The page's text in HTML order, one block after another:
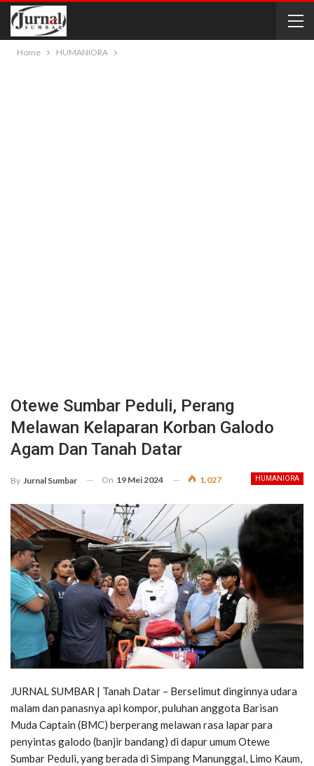
Home HUMANIORA
Otewe Sumbar Peduli, Perang
Melawan Kelaparan Korban Galodo
Agam Dan Tanah Datar
HUMANIORA
By Jurnal Sumbar On 19 Mei 2024 1,027
JURNAL SUMBAR | Tanah Datar – Berselimut dinginnya udara
malam dan panasnya api kompor, puluhan anggota Barisan
Muda Captain (BMC) berperang melawan rasa lapar para
penyintas galodo (banjir bandang) di dapur umum Otewe
Sumbar Peduli, yang berada di Simpang Manunggal, Limo Kaum,